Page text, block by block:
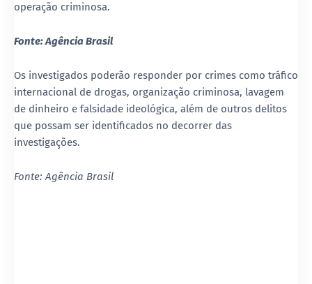
operação criminosa.
Fonte: Agência Brasil
Os investigados poderão responder por crimes como tráfico
internacional de drogas, organização criminosa, lavagem
de dinheiro e falsidade ideológica, além de outros delitos
que possam ser identificados no decorrer das
investigações.
Fonte: Agência Brasil